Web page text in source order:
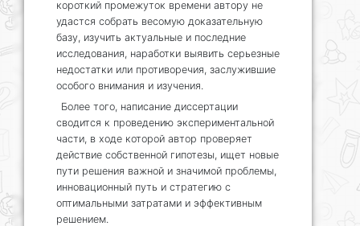
короткий промежуток времени автору не
удастся собрать весомую доказательную
базу, изучить актуальные и последние
исследования, наработки выявить серьезные
недостатки или противоречия, заслужившие
особого внимания и изучения.
Более того, написание диссертации
сводится к проведению экспериментальной
части, в ходе которой автор проверяет
действие собственной гипотезы, ищет новые
пути решения важной и значимой проблемы,
инновационный путь и стратегию с
оптимальными затратами и эффективным
решением.